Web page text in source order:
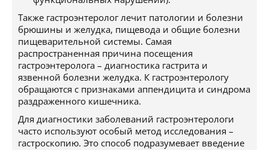
Также гастроэнтеролог лечит патологии и болезни
брюшины и желудка, пищевода и общие болезни
пищеварительной системы. Самая
распространенная причина посещения
гастроэнтеролога – диагностика гастрита и
язвенной болезни желудка. К гастроэнтерологу
обращаются с признаками аппендицита и синдрома
раздраженного кишечника.
Для диагностики заболеваний гастроэнтерологи
часто используют особый метод исследования –
гастроскопию. Это способ подразумевает введение